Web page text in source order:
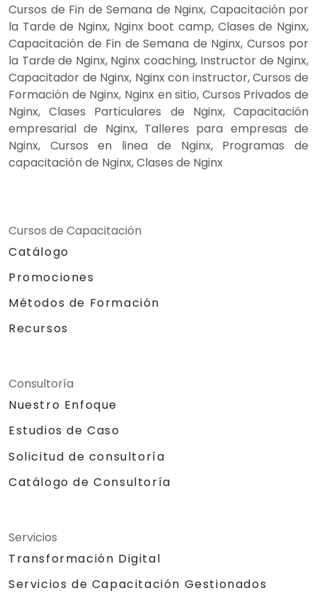
Cursos de Fin de Semana de Nginx, Capacitación por
la Tarde de Nginx, Nginx boot camp, Clases de Nginx,
Capacitación de Fin de Semana de Nginx, Cursos por
la Tarde de Nginx, Nginx coaching, Instructor de Nginx,
Capacitador de Nginx, Nginx con instructor, Cursos de
Formación de Nginx, Nginx en sitio, Cursos Privados de
Nginx, Clases Particulares de Nginx, Capacitación
empresarial de Nginx, Talleres para empresas de
Nginx, Cursos en linea de Nginx, Programas de
capacitación de Nginx, Clases de Nginx
Cursos de Capacitación
Catálogo
Promociones
Métodos de Formación
Recursos
Consultoría
Nuestro Enfoque
Estudios de Caso
Solicitud de consultoría
Catálogo de Consultoría
Servicios
Transformación Digital
Servicios de Capacitación Gestionados